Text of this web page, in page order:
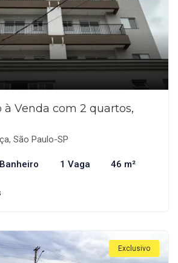
Venda com 2 quartos,
São Paulo-SP
1 Vaga 46 m²
Exclusivo